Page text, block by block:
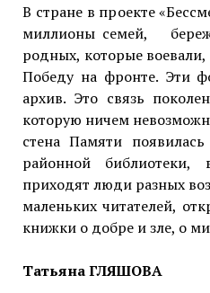
В стране в проекте
миллионы семей,
родных, которые
Победу на фронте. Эти
архив. Это связь
которую ничем
стена Памяти
районной
приходят люди разных
маленьких читателей,
книжки о добре и зле, о
Татьяна ГЛЯШОВА